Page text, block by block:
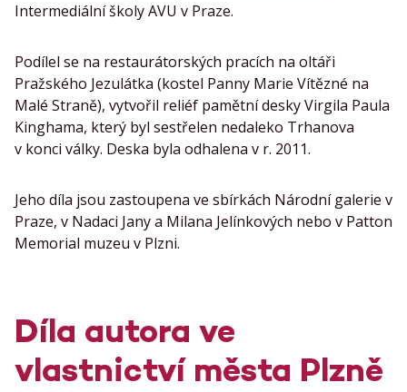
Intermediální školy AVU v Praze.
Podílel se na restaurátorských pracích na oltáři
Pražského Jezulátka (kostel Panny Marie Vítězné na
Malé Straně), vytvořil reliéf pamětní desky Virgila Paula
Kinghama, který byl sestřelen nedaleko Trhanova
v konci války. Deska byla odhalena v r. 2011.
Jeho díla jsou zastoupena ve sbírkách Národní galerie v
Praze, v Nadaci Jany a Milana Jelínkových nebo v Patton
Memorial muzeu v Plzni.
Díla autora ve
vlastnictví města Plzně